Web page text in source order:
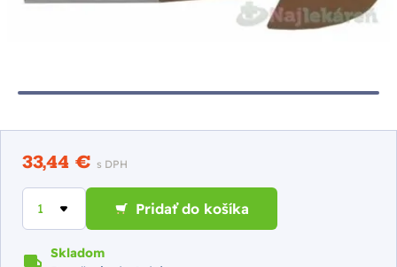
33,44 € s DPH
Pridať do košíka
Skladom